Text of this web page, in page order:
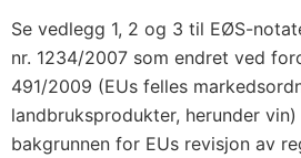
Se vedlegg 1, 2 og 3 til EØS-
nr. 1234/2007 som endret ved
491/2009 (EUs felles
landbruksprodukter, herunder
bakgrunnen for EUs revisjon av